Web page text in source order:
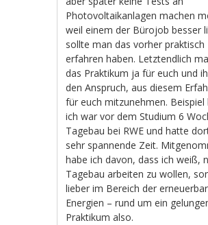
Photovoltaikanlagen machen
weil einem der Bürojob besser
sollte man das vorher praktisch
erfahren haben. Letztendlich
das Praktikum ja für euch und
den Anspruch, aus diesem
für euch mitzunehmen. Beispiel
ich war vor dem Studium 6
Tagebau bei RWE und hatte
sehr spannende Zeit.
habe ich davon, dass ich weiß,
Tagebau arbeiten zu wollen,
lieber im Bereich der
Energien – rund um ein
Praktikum also.